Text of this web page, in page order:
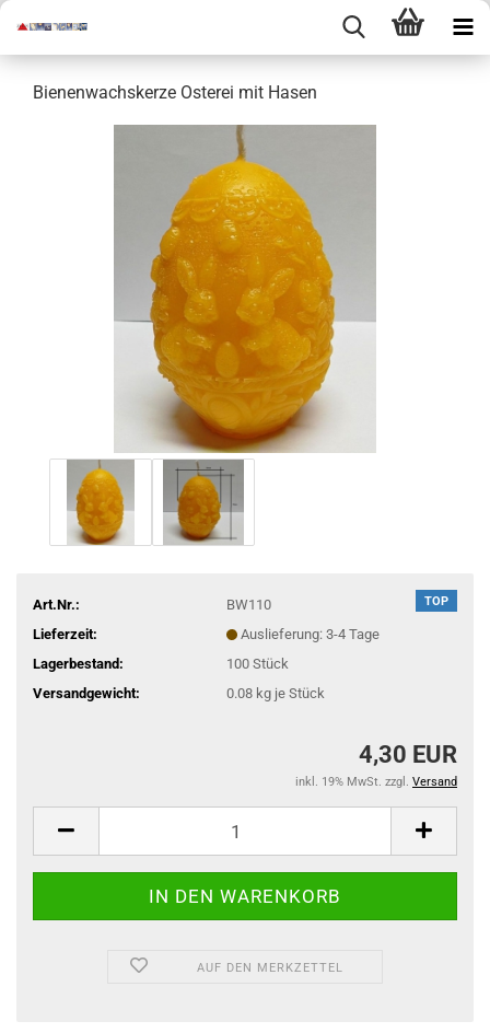
Bienenwachskerze Osterei mit Hasen
TOP
Art.Nr.:
BW110
Lieferzeit:
Auslieferung: 3-4 Tage
Lagerbestand:
100 Stück
Versandgewicht:
0.08kg je Stück
4,30 EUR
inkl. 19% MwSt. zzgl. Versand
AUF DEN MERKZETTEL